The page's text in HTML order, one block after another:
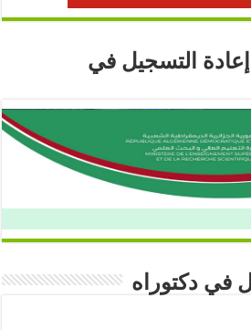
التسجيل في
في دكتوراه